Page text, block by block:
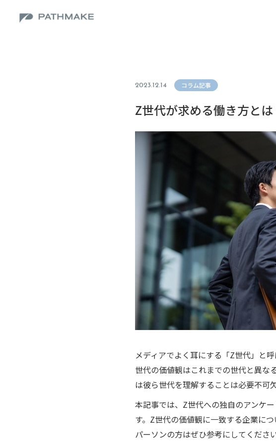
2023.12.14 コラム記事
Z世代が求める働き方と
メディアでよく耳にする「Z世代」と
世代の価値観はこれまでの世代と異な
は彼ら世代を理解することは必要不可欠
本記事では、Z世代への独自のアンケ
す。Z世代の価値観に一致する企業に
パーソンの方はぜひ参考にしてください